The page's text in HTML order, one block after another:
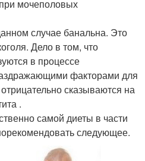
мочеполовых
случае банальна. Это
Дело в том, что
в процессе
факторами для
сказываются на
.
самой диеты в части
следующее.